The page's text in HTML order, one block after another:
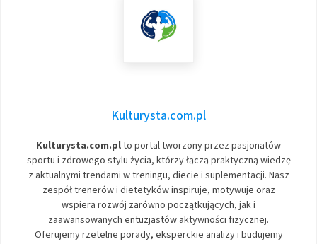
Kulturysta.com.pl
Kulturysta.com.plto portal tworzony przez pasjonatów
sportu i zdrowego stylu życia, którzy łączą praktyczną wiedzę
z aktualnymi trendami w treningu, diecie i suplementacji. Nasz
zespół trenerów i dietetyków inspiruje, motywuje oraz
wspiera rozwój zarówno początkujących, jak i
zaawansowanych entuzjastów aktywności fizycznej.
Oferujemy rzetelne porady, eksperckie analizy i budujemy